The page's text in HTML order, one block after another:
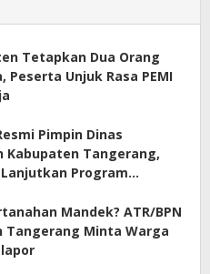
Tetapkan Dua Orang
Peserta Unjuk Rasa PEMI
Pimpin Dinas
Kabupaten Tangerang,
Program
Mandek? ATR/BPN
Tangerang Minta Warga